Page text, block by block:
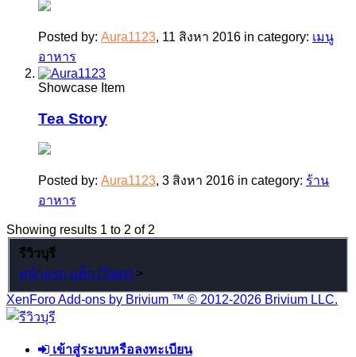
Posted by: Aura1123, 11 สิงหา 2016 in category: เมนู
อาหาร
Showcase Item
Tea Story
Posted by: Aura1123, 3 สิงหา 2016 in category: ร้าน
อาหาร
Showing results 1 to 2 of 2
รีวิวบุรี
หน้าแรก แท็ก (Tags) >
XenForo Add-ons by Brivium ™ © 2012-2026 Brivium LLC.
เข้าสู่ระบบหรือลงทะเบียน